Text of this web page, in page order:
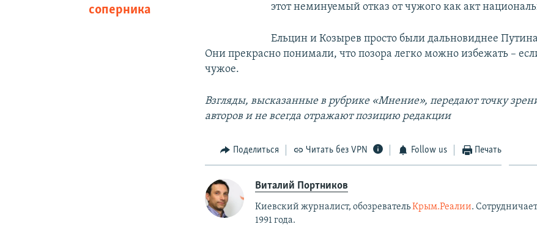
соперника
этот неминуемый отказ от чужого как акт
Ельцин и Козырев просто были дальновиднее
Они прекрасно понимали, что позора легко можно избежать –
чужое.
Взгляды, высказанные в рубрике «Мнение», передают точку
авторов и не всегда отражают позицию редакции
Поделиться Читать без VPN Follow us Печать
Виталий Портников
Киевский журналист, обозревательКрым.Реалии.
1991 года.